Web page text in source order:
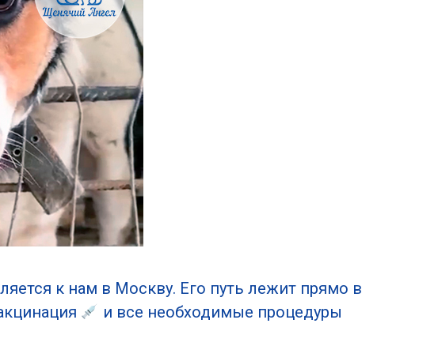
к нам в Москву. Его путь лежит прямо в
и все необходимые процедуры